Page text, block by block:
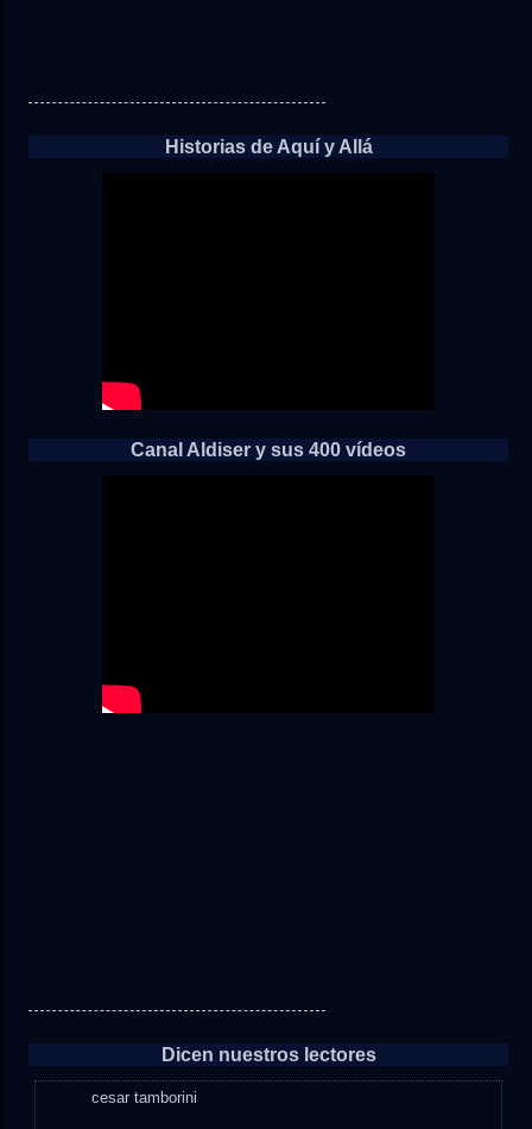
Historias de Aquí y Allá
Canal Aldiser y sus 400 vídeos
Dicen nuestros lectores
cesar tamborini